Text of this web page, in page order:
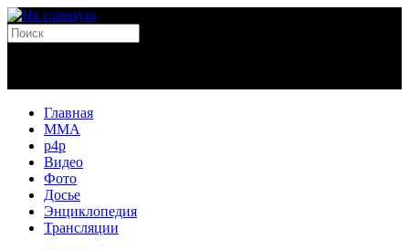
Главная
MMA
p4p
Видео
Фото
Досье
Энциклопедия
Трансляции